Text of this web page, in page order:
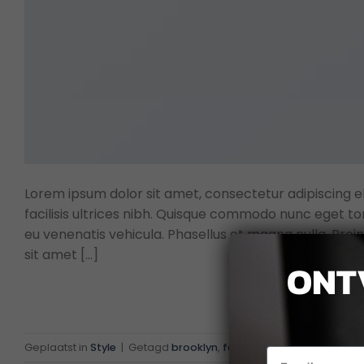
Lorem ipsum dolor sit amet, consectetur adipiscing
facilisis ultrices nibh. Quisque commodo nunc eget
eu venenatis vehicula. Phasellus et magna nulla.
sit amet […]
Geplaatst in Style | Getagd brooklyn, fashion ,style,women